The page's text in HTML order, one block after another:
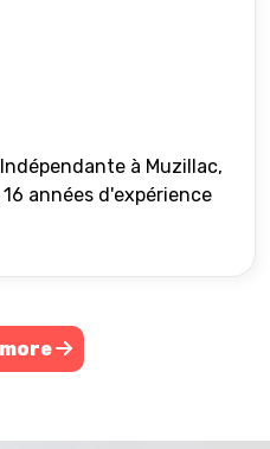
à Muzillac,
années d'expérience